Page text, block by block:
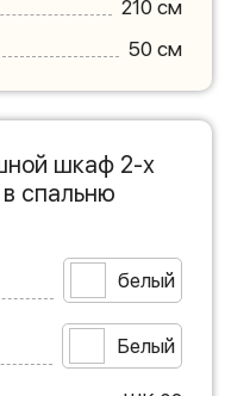
210 см
50 см
шкаф 2-х
спальню
белый
Белый